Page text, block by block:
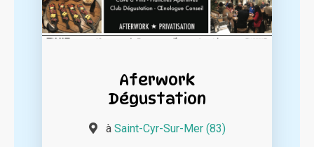
Aferwork
Dégustation
à Saint-Cyr-Sur-Mer (83)